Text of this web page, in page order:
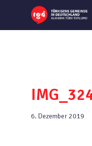
main
6. Dezember 2019